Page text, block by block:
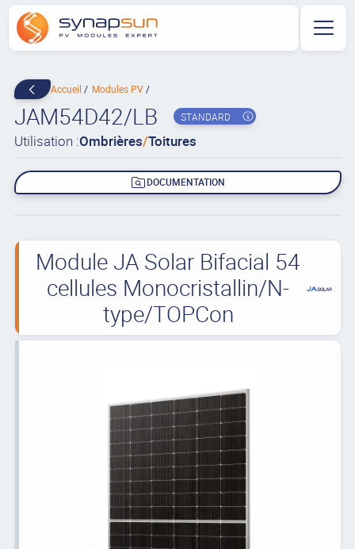
Accueil Modules PV
JAM54D42/LB STANDARD
Utilisation :Ombrières/Toitures
DOCUMENTATION
Module JA Solar Bifacial 54
cellules Monocristallin/N-
type/TOPCon